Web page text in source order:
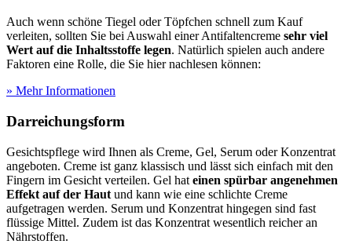
Auch wenn schöne Tiegel oder Töpfchen schnell zum Kauf
verleiten, sollten Sie bei Auswahl einer Antifaltencreme sehr viel
Wert auf die Inhaltsstoffe legen. Natürlich spielen auch andere
Faktoren eine Rolle, die Sie hier nachlesen können:
» Mehr Informationen
Darreichungsform
Gesichtspflege wird Ihnen als Creme, Gel, Serum oder Konzentrat
angeboten. Creme ist ganz klassisch und lässt sich einfach mit den
Fingern im Gesicht verteilen. Gel hat einen spürbar angenehmen
Effekt auf der Haut und kann wie eine schlichte Creme
aufgetragen werden. Serum und Konzentrat hingegen sind fast
flüssige Mittel. Zudem ist das Konzentrat wesentlich reicher an
Nährstoffen.